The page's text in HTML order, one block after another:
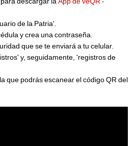
de la Patria'.
y crea una contraseña.
que se te enviará a tu celular.
y, seguidamente, 'registros de
que podrás escanear el código QR del